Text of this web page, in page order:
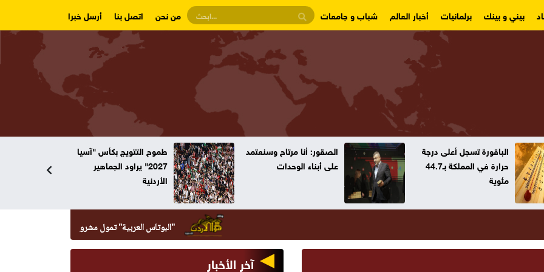
بيني و بينك برلمانيات أخبار العالم شباب و جامعات من نحن اتصل بنا أرسل خبرا
الصقور: أنا مرتاح وسنعتمد
على أبناء الوحدات
طموح التتويج بكأس "آسيا
2027" يراود الجماهير
4 أيام فاصلة .. مجلس
النواب ينقلب على نفسه
"البوتاس العربية" تمول مشروع إنشاء مبنى العيادات الخارجية في
آخر الأخبار